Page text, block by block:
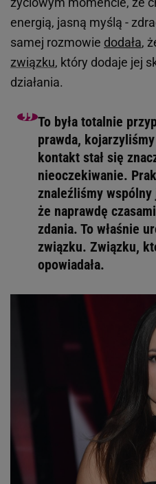
energią, jasną myślą -
samej rozmowie dodała,
związku, który dodaje jej
działania.
To była totalnie
prawda,
kontakt stał się
nieoczekiwanie.
znaleźliśmy
że naprawdę
zdania. To właśnie
związku. Związku,
opowiadała.